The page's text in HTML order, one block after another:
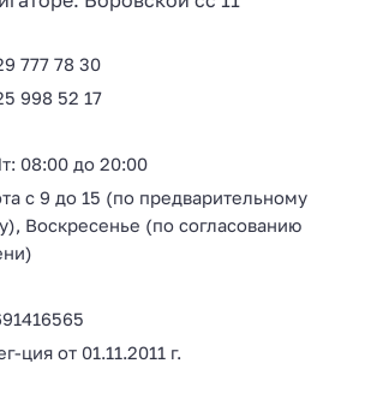
777 78 30
998 52 17
08:00 до 20:00
с 9 до 15 (по предварительному
Воскресенье (по согласованию
ция от 01.11.2011 г.